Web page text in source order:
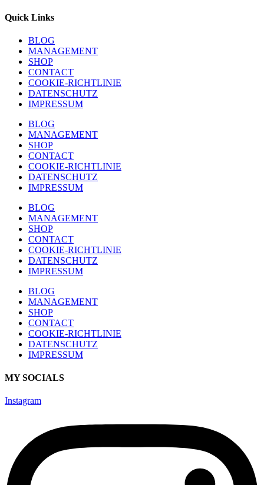
Quick Links
BLOG
MANAGEMENT
SHOP
CONTACT
COOKIE-RICHTLINIE
DATENSCHUTZ
IMPRESSUM
BLOG
MANAGEMENT
SHOP
CONTACT
COOKIE-RICHTLINIE
DATENSCHUTZ
IMPRESSUM
BLOG
MANAGEMENT
SHOP
CONTACT
COOKIE-RICHTLINIE
DATENSCHUTZ
IMPRESSUM
BLOG
MANAGEMENT
SHOP
CONTACT
COOKIE-RICHTLINIE
DATENSCHUTZ
IMPRESSUM
MY SOCIALS
Instagram